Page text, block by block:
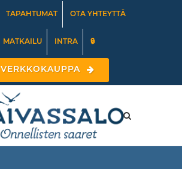
TAPAHTUMAT OTA YHTEYTTÄ
MATKAILU INTRA 🔒
VERKKOKAUPPA